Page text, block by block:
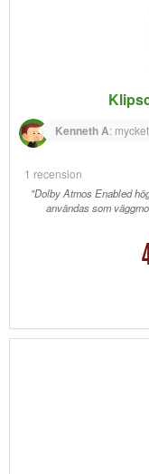
Kenneth A:
1 recension
"Dolby Atmos Enabled
användas som